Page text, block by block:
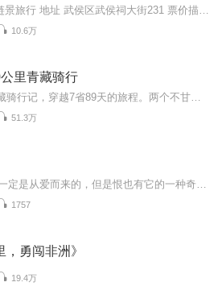
10.6万
里青藏骑行
51.3万
1757
，勇闯非洲》
19.4万